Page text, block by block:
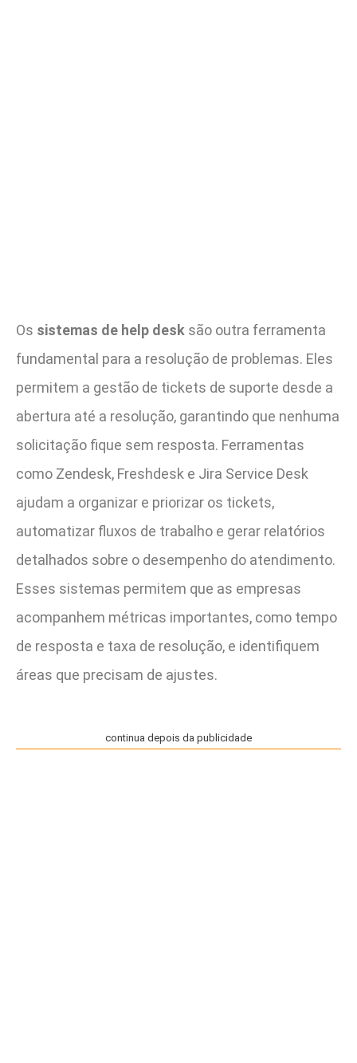
Os sistemas de help desk são outra ferramenta
fundamental para a resolução de problemas. Eles
permitem a gestão de tickets de suporte desde a
abertura até a resolução, garantindo que nenhuma
solicitação fique sem resposta. Ferramentas
como Zendesk, Freshdesk e Jira Service Desk
ajudam a organizar e priorizar os tickets,
automatizar fluxos de trabalho e gerar relatórios
detalhados sobre o desempenho do atendimento.
Esses sistemas permitem que as empresas
acompanhem métricas importantes, como tempo
de resposta e taxa de resolução, e identifiquem
áreas que precisam de ajustes.
continua depois da publicidade